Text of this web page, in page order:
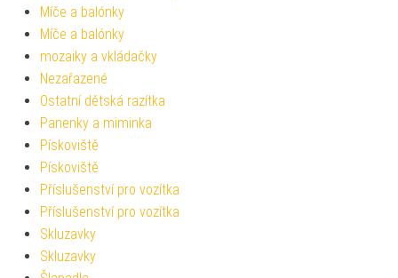
Míče a balónky
Míče a balónky
mozaiky a vkládačky
Nezařazené
Ostatní dětská razítka
Panenky a miminka
Pískoviště
Pískoviště
Příslušenství pro vozítka
Příslušenství pro vozítka
Skluzavky
Skluzavky